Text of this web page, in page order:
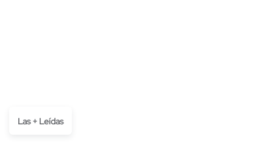
Las + Leídas